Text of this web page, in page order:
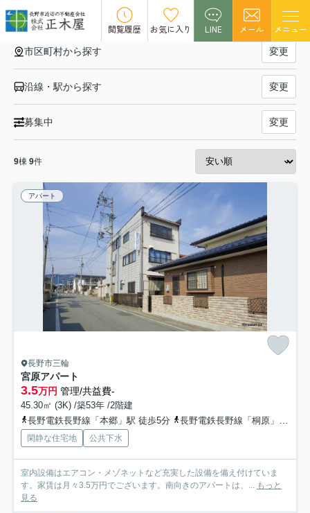
閲覧履歴 お気に入り LINE メール メニュー
【賃貸物件特集】戸建て・メゾネット
市区町村から探す 変更
沿線・駅から探す 変更
募集中 変更
9棟 9件
アパート
長野市三輪
宮原アパート
3.5万円 管理/共益費-
45.30㎡ (3K) /築53年 /2階建
長野電鉄長野線「本郷」駅 徒歩5分
長野電鉄長野線「桐原」駅 徒歩12分
閑静な住宅地 公共下水
室内設備はエアコン・メゾネットなど充実した設備を備え付けていま
す。家賃は月々3.5万円でございます。南向きのアパートは、... もっと
見る